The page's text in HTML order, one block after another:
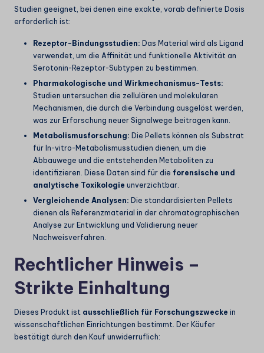
Studien geeignet, bei denen eine exakte, vorab definierte Dosis
erforderlich ist:
Rezeptor-Bindungsstudien: Das Material wird als Ligand
verwendet, um die Affinität und funktionelle Aktivität an
Serotonin-Rezeptor-Subtypen zu bestimmen.
Pharmakologische und Wirkmechanismus-Tests:
Studien untersuchen die zellulären und molekularen
Mechanismen, die durch die Verbindung ausgelöst werden,
was zur Erforschung neuer Signalwege beitragen kann.
Metabolismusforschung: Die Pellets können als Substrat
für In-vitro-Metabolismusstudien dienen, um die
Abbauwege und die entstehenden Metaboliten zu
identifizieren. Diese Daten sind für die forensische und
analytische Toxikologie unverzichtbar.
Vergleichende Analysen: Die standardisierten Pellets
dienen als Referenzmaterial in der chromatographischen
Analyse zur Entwicklung und Validierung neuer
Nachweisverfahren.
Rechtlicher Hinweis –
Strikte Einhaltung
Dieses Produkt ist ausschließlich für Forschungszwecke in
wissenschaftlichen Einrichtungen bestimmt. Der Käufer
bestätigt durch den Kauf unwiderruflich: